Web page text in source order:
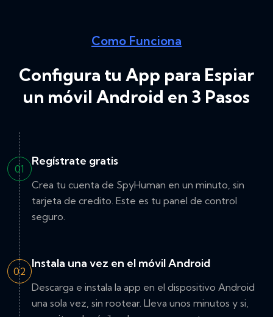
Como Funciona
Configura tu App para Espiar
un móvil Android en 3 Pasos
01
Regístrate gratis
Crea tu cuenta de SpyHuman en un minuto, sin
tarjeta de credito. Este es tu panel de control
seguro.
02
Instala una vez en el móvil Android
Descarga e instala la app en el dispositivo Android
una sola vez, sin rootear. Lleva unos minutos y si,